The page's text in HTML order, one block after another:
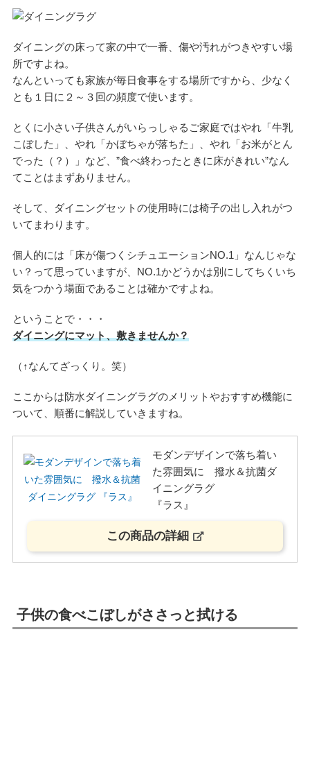
ダイニングの床って家の中で一番、傷や汚れがつきやすい場
所ですよね。
なんといっても家族が毎日食事をする場所ですから、少なく
とも１日に２～３回の頻度で使います。
とくに小さい子供さんがいらっしゃるご家庭ではやれ「牛乳
こぼした」、やれ「かぼちゃが落ちた」、やれ「お米がとん
でった（？）」など、”食べ終わったときに床がきれい”なん
てことはまずありません。
そして、ダイニングセットの使用時には椅子の出し入れがつ
いてまわります。
個人的には「床が傷つくシチュエーションNO.1」なんじゃな
い？って思っていますが、NO.1かどうかは別にしてちくいち
気をつかう場面であることは確かですよね。
ということで・・・
ダイニングにマット、敷きませんか？
（↑なんてざっくり。笑）
ここからは防水ダイニングラグのメリットやおすすめ機能に
ついて、順番に解説していきますね。
モダンデザインで落ち着い
た雰囲気に 撥水＆抗菌ダ
イニングラグ
『ラス』
この商品の詳細
子供の食べこぼしがささっと拭ける